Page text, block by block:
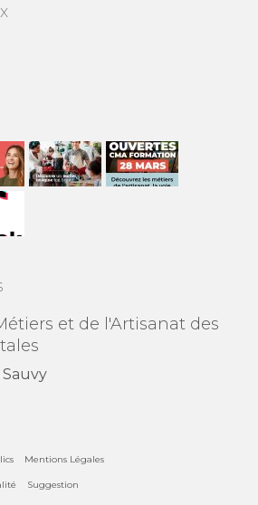
et de l'Artisanat des
Mentions Légales
Suggestion